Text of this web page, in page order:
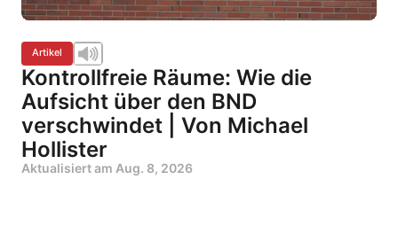
Artikel
Kontrollfreie Räume: Wie die
Aufsicht über den BND
verschwindet | Von Michael
Hollister
Aktualisiert am Aug. 8, 2026